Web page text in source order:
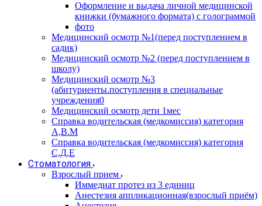
Оформление и выдача личной медицинской
книжки (бумажного формата) с голограммой
фото
Медицинский осмотр №1(перед поступлением в
садик)
Медицинский осмотр №2 (перед поступлением в
школу)
Медицинский осмотр №3
(абитуриенты.поступления в специальные
учреждения0
Медицинский осмотр дети 1мес
Справка водительская (медкомиссия) категория
А,В.М
Справка водительская (медкомиссия) категория
С,Д,Е
Стоматология
Взрослый прием
Иммедиат протез из 3 единиц
Анестезия аппликационная(взрослый приём)